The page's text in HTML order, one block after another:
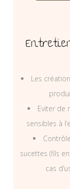
Les
Eviter de
sensibles à
sucettes (fils
cas